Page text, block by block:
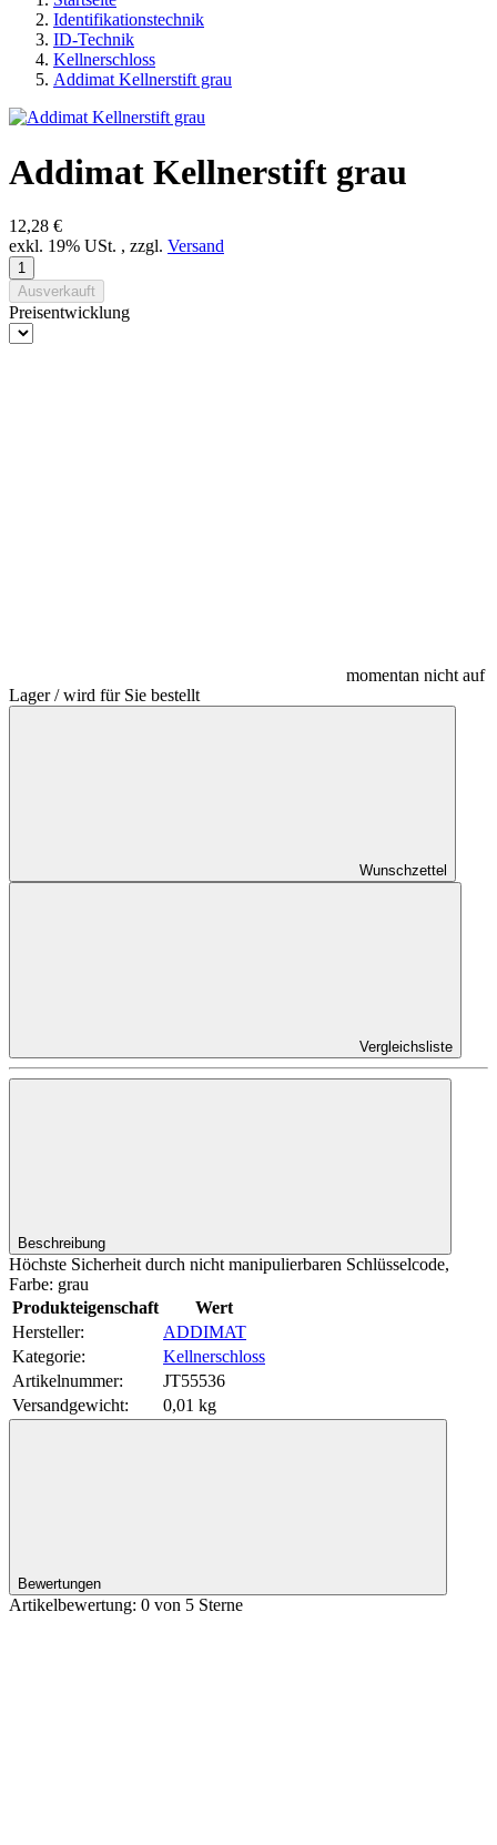
Identifikationstechnik
ID-Technik
Kellnerschloss
Addimat Kellnerstift grau
Addimat Kellnerstift grau
12,28 €
exkl. 19% USt. , zzgl. Versand
Ausverkauft
Preisentwicklung
momentan nicht auf
Lager / wird für Sie bestellt
Wunschzettel
Vergleichsliste
Beschreibung
Höchste Sicherheit durch nicht manipulierbaren Schlüsselcode,
Farbe: grau
Produkteigenschaft
Wert
Hersteller:
ADDIMAT
Kategorie:
Kellnerschloss
Artikelnummer:
JT55536
Versandgewicht‍:
0,01 kg
Bewertungen
Artikelbewertung: 0 von 5 Sterne